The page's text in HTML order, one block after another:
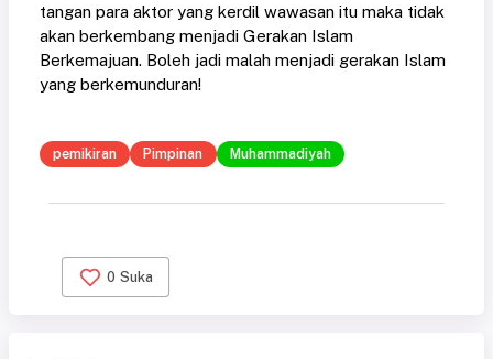
tangan para aktor yang kerdil wawasan itu maka tidak
akan berkembang menjadi Gerakan Islam
Berkemajuan. Boleh jadi malah menjadi gerakan Islam
yang berkemunduran!
pemikiran Pimpinan Muhammadiyah
0 Suka